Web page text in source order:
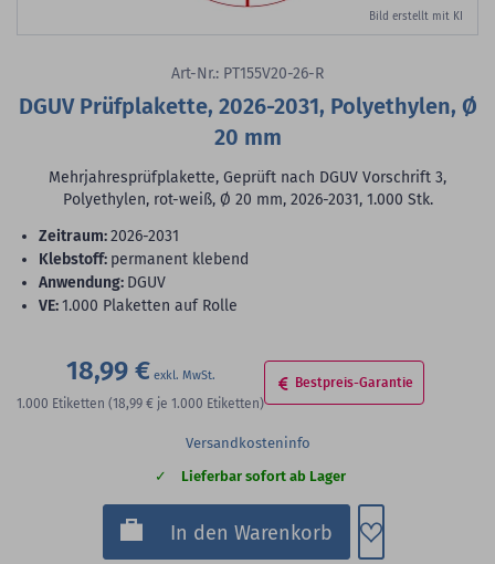
Bild erstellt mit KI
Art-Nr.: PT155V20-26-R
DGUV Prüfplakette, 2026-2031, Polyethylen, Ø
20 mm
Mehrjahresprüfplakette, Geprüft nach DGUV Vorschrift 3,
Polyethylen, rot-weiß, Ø 20 mm, 2026-2031, 1.000 Stk.
Zeitraum:2026-2031
Klebstoff: permanent klebend
Anwendung: DGUV
VE:1.000 Plaketten auf Rolle
18,99 €
1.000 Etiketten (18,99 € je 1.000 Etiketten)
Bestpreis-Garantie
Versandkosteninfo
Lieferbar sofort ab Lager
In den Warenkorb Zum